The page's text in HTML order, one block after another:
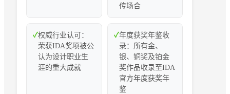
传场合
✓权威行业认可：
荣获IDA奖项被公
认为设计职业生
涯的重大成就
✓年度获奖年鉴收
录：所有金、
银、铜奖及铂金
奖作品收录至IDA
官方年度获奖年
鉴